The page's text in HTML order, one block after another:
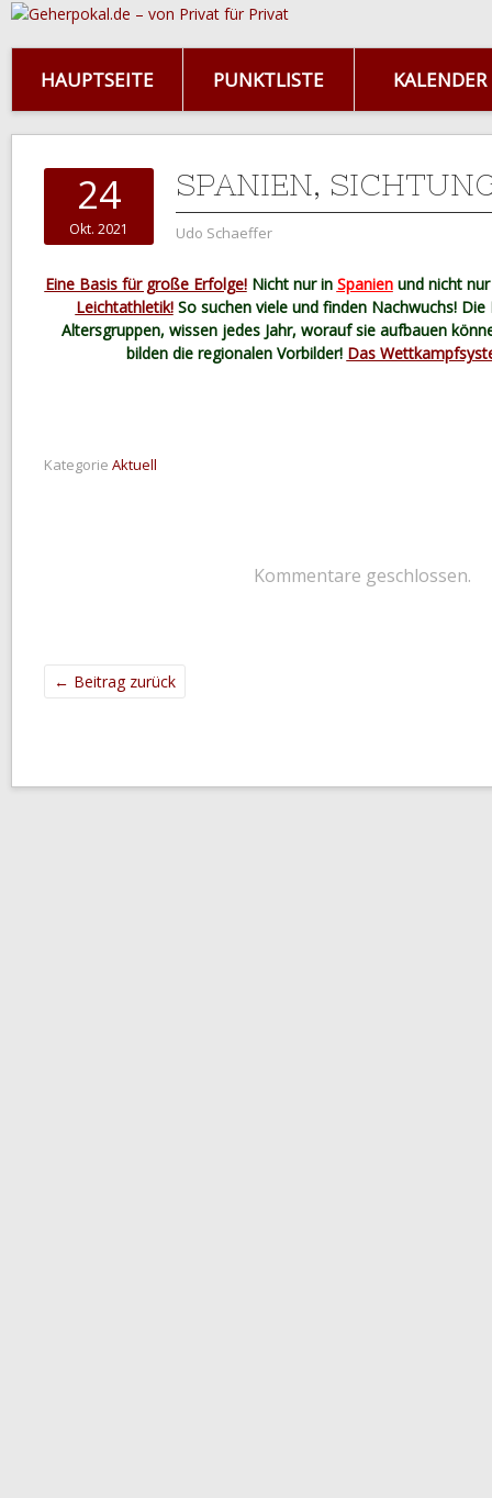
HAUPTSEITE PUNKTLISTE KALENDER
24
Okt. 2021
SPANIEN,
Udo Schaeffer
Eine Basis für große Erfolge!Nicht nur in Spanienund nicht
Leichtathletik!So suchen viele und finden Nachwuchs!
Altersgruppen, wissen jedes Jahr, worauf sie aufbauen
bilden die regionalen Vorbilder! Das
Kategorie Aktuell
Kommentare geschlossen.
← Beitrag zurück